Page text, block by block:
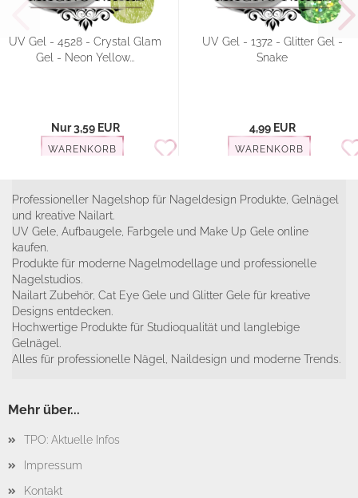
UV Gel - 4528 - Crystal Glam
Gel - Neon Yellow...
Nur 3,59 EUR
WARENKORB
UV Gel - 1372 - Glitter Gel -
Snake
4,99 EUR
WARENKORB
Professioneller Nagelshop für Nageldesign Produkte, Gelnägel
und kreative Nailart.
UV Gele, Aufbaugele, Farbgele und Make Up Gele online
kaufen.
Produkte für moderne Nagelmodellage und professionelle
Nagelstudios.
Nailart Zubehör, Cat Eye Gele und Glitter Gele für kreative
Designs entdecken.
Hochwertige Produkte für Studioqualität und langlebige
Gelnägel.
Alles für professionelle Nägel, Naildesign und moderne Trends.
Mehr über...
TPO: Aktuelle Infos
Impressum
Kontakt